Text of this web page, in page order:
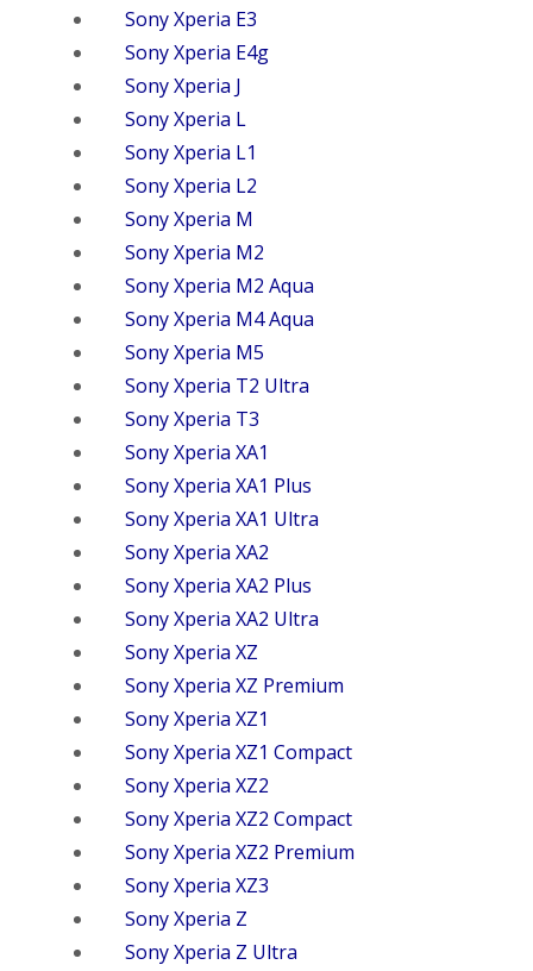
Sony Xperia E3
Sony Xperia E4g
Sony Xperia J
Sony Xperia L
Sony Xperia L1
Sony Xperia L2
Sony Xperia M
Sony Xperia M2
Sony Xperia M2 Aqua
Sony Xperia M4 Aqua
Sony Xperia M5
Sony Xperia T2 Ultra
Sony Xperia T3
Sony Xperia XA1
Sony Xperia XA1 Plus
Sony Xperia XA1 Ultra
Sony Xperia XA2
Sony Xperia XA2 Plus
Sony Xperia XA2 Ultra
Sony Xperia XZ
Sony Xperia XZ Premium
Sony Xperia XZ1
Sony Xperia XZ1 Compact
Sony Xperia XZ2
Sony Xperia XZ2 Compact
Sony Xperia XZ2 Premium
Sony Xperia XZ3
Sony Xperia Z
Sony Xperia Z Ultra